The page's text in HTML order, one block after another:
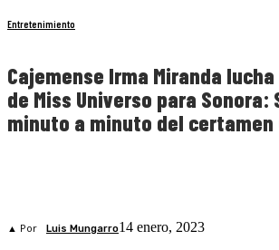
Entretenimiento
Cajemense Irma Miranda
de Miss Universo para Sonora:
minuto a minuto del certamen
▲ Por Luis Mungarro14 enero, 2023